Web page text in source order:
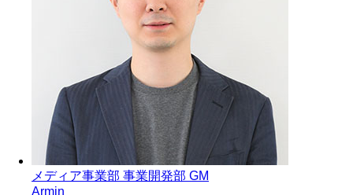
メディア事業部 事業開発部 GM
Armin